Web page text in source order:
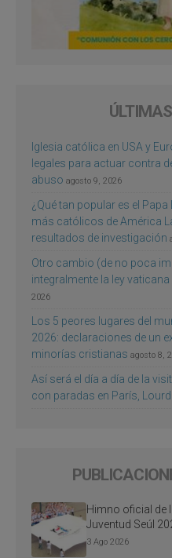
Iglesia católica en USA y
legales para actuar contra
abuso agosto 9, 2026
¿Qué tan popular es el
más católicos de América
resultados de investigación
Otro cambio (de no poca
integralmente la ley
2026
Los 5 peores lugares del
2026: declaraciones de un
minorías cristianas agosto 8,
Así será el día a día de la
con paradas en París,
Himno oficial de
Juventud Seúl
3 Ago 2026